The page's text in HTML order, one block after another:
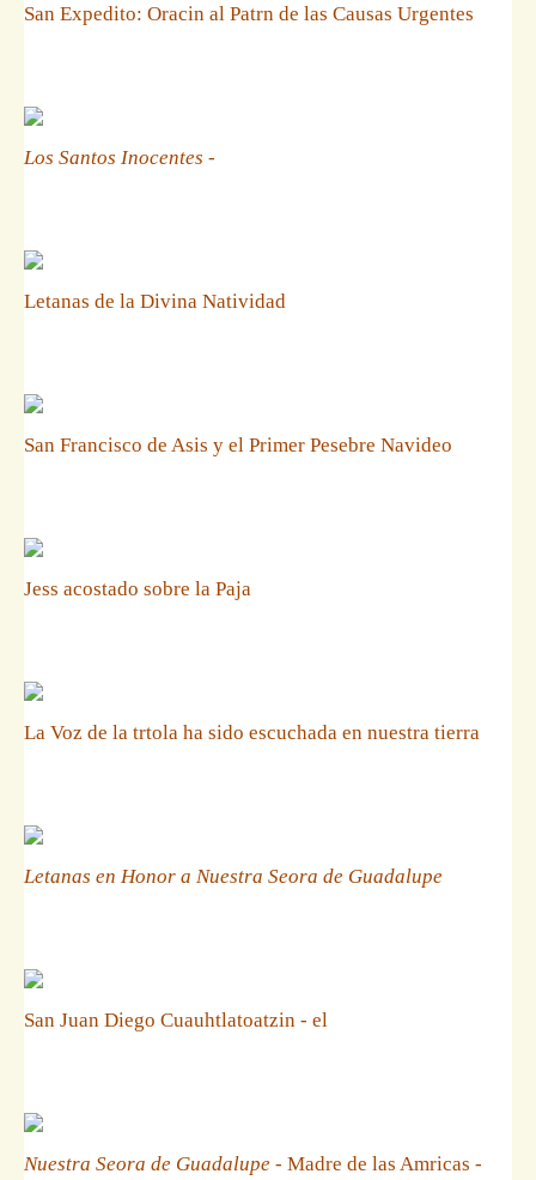
San Expedito: Oracin al Patrn de las Causas Urgentes
Los Santos Inocentes -
Letanas de la Divina Natividad
San Francisco de Asis y el Primer Pesebre Navideo
Jess acostado sobre la Paja
La Voz de la trtola ha sido escuchada en nuestra tierra
Letanas en Honor a Nuestra Seora de Guadalupe
San Juan Diego Cuauhtlatoatzin - el
Nuestra Seora de Guadalupe - Madre de las Amricas -